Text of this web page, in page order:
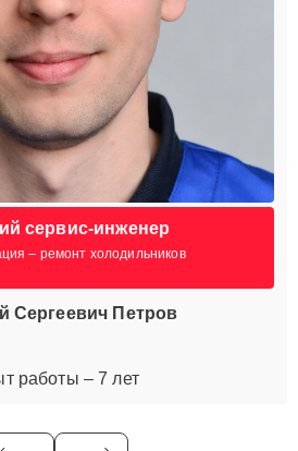
сервис-инженер
– ремонт холодильников
Сергеевич Петров
работы – 7 лет